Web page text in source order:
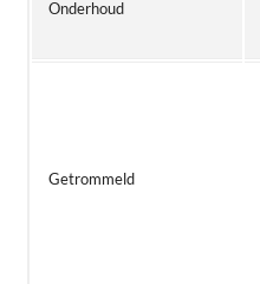
Onderhoud
Getrommeld